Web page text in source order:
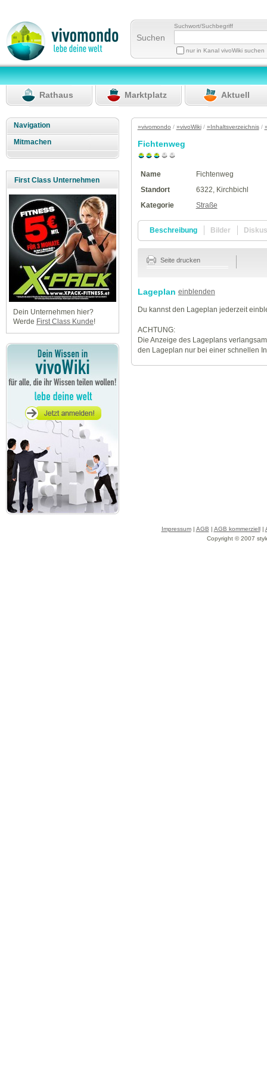
Suchen
Suchwort/Suchbegriff
nur in Kanal vivoWiki suchen
Rathaus Marktplatz Aktuell
Navigation
Mitmachen
First Class Unternehmen
Dein Unternehmen hier?
Werde First Class Kunde!
»vivomondo / »vivoWiki/ »Inhaltsverzeichnis/
Fichtenweg
Name
Fichtenweg
Standort
6322, Kirchbichl
Kategorie
Straße
Beschreibung Bilder
Seite drucken
Lageplan einblenden
Du kannst den Lageplan jederzeit
ACHTUNG:
Die Anzeige des Lageplans
den Lageplan nur bei einer schnellen
Impressum| AGB | AGB kommerziell|
Copyright © 2007